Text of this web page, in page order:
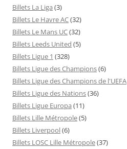
Billets La Liga (3)
Billets Le Havre AC(32)
Billets Le Mans UC(32)
Billets Leeds United (5)
Billets Ligue 1 (328)
Billets Ligue des Champions(6)
Billets Ligue des Champions de l'UEFA
Billets Ligue des Nations(36)
Billets Ligue Europa (11)
Billets Lille Métropole(5)
Billets Liverpool(6)
Billets LOSC Lille Métropole(37)